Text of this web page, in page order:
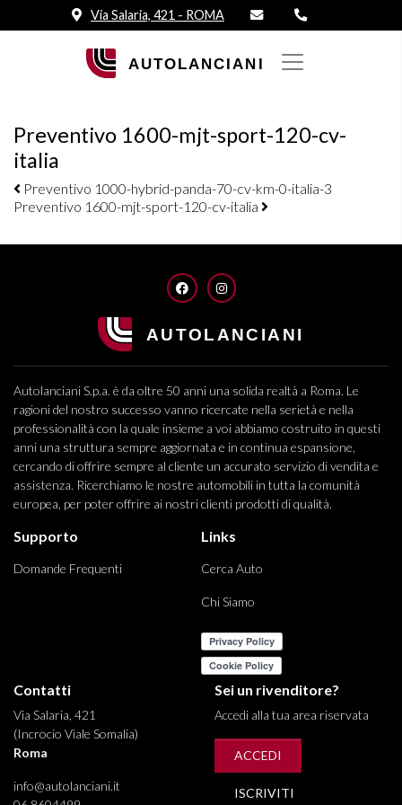
Via Salaria, 421 - ROMA
Preventivo 1600-mjt-sport-120-cv-
italia
Navigazione elementi
Preventivo 1000-hybrid-panda-70-cv-km-0-italia-3
Preventivo 1600-mjt-sport-120-cv-italia
FACEBOOKINSTAGRAM
Autolanciani S.p.a. è da oltre 50 anni una solida realtà a Roma. Le
ragioni del nostro successo vanno ricercate nella serietà e nella
professionalità con la quale insieme a voi abbiamo costruito in questi
anni una struttura sempre aggiornata e in continua espansione,
cercando di offrire sempre al cliente un accurato servizio di vendita e
assistenza. Ricerchiamo le nostre automobili in tutta la comunità
europea, per poter offrire ai nostri clienti prodotti di qualità.
Supporto
Domande Frequenti
Links
Cerca Auto
Chi Siamo
Contatti
Via Salaria, 421
(Incrocio Viale Somalia)
Roma
info@autolanciani.it
Sei un rivenditore?
Accedi alla tua area riservata
ACCEDI
ISCRIVITI